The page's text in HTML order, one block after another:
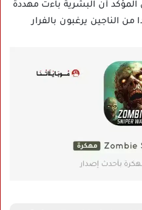
أن البشرية باءت مهددة
من الناجين يرغبون بالفرار